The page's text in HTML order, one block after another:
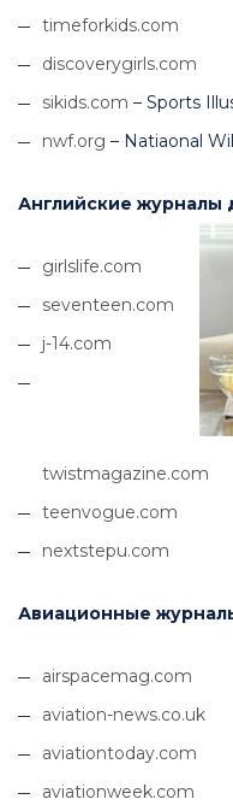
timeforkids.com
discoverygirls.com
sikids.com – Sports
nwf.org – Natiaonal
Английские журналы
girlslife.com
seventeen.com
j-14.com
twistmagazine.com
teenvogue.com
nextstepu.com
Авиационные
airspacemag.com
aviation-news.co.uk
aviationtoday.com
aviationweek.com